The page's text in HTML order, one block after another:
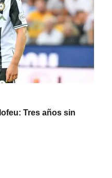
Tres años sin